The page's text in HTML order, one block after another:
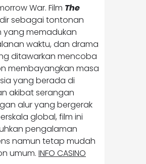
War. Film The
sebagai tontonan
yang memadukan
waktu, dan drama
ditawarkan mencoba
membayangkan masa
yang berada di
akibat serangan
alur yang bergerak
global, film ini
pengalaman
namun tetap mudah
umum. INFO CASINO